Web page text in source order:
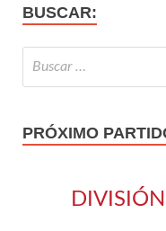
BUSCAR:
PRÓXIMO